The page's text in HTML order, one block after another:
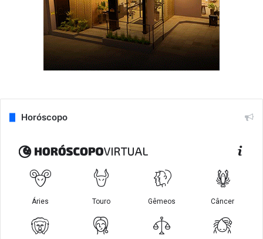
Horóscopo